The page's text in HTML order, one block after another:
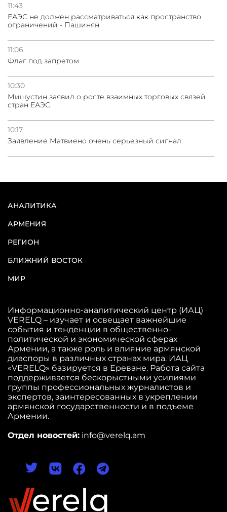
11:43
ЕАЭС не должен рассматриваться как пространство
ограничений - Пашинян
11:06
Флаг под запретом
10:30
Мишустин заявил о росте взаимных торговых связей
стран ЕАЭС
10:17
Заявление Матвиено очень серьезный сигнал
АНАЛИТИКА
АРМЕНИЯ
РЕГИОН
БЛИЖНИЙ ВОСТОК
МИР
Информационно-аналитический центр (ИАЦ)
VERELQ – изучает и освещает важнейшие
события и тенденции в общественно-
политической и экономической сферах
Армении, а также роль и влияние армянской
диаспоры в различных странах мира. ИАЦ
«VERELQ» базируется в Ереване. Работа сайта
поддерживается бескорыстными усилиями
группы профессиональных журналистов и
экспертов, заинтересованных в укреплении
армянской государственности и в подъеме
Армении.
Отдел новостей: info@verelq.am